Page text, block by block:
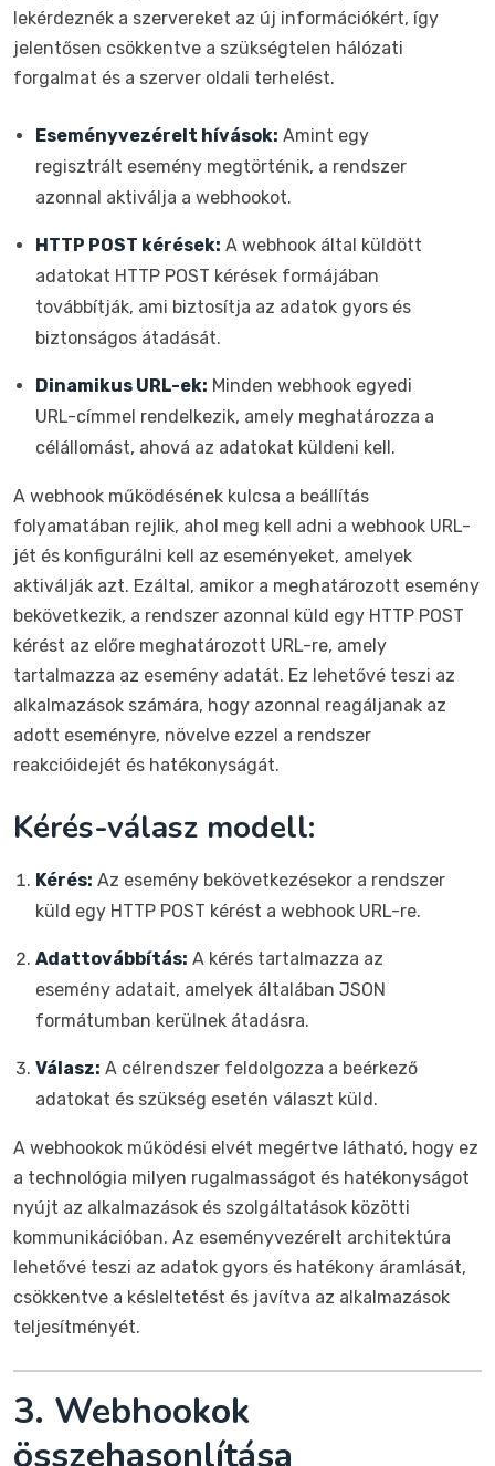
lekérdeznék a szervereket az új információkért, így
jelentősen csökkentve a szükségtelen hálózati
forgalmat és a szerver oldali terhelést.
Eseményvezérelt hívások: Amint egy
regisztrált esemény megtörténik, a rendszer
azonnal aktiválja a webhookot.
HTTP POST kérések: A webhook által küldött
adatokat HTTP POST kérések formájában
továbbítják, ami biztosítja az adatok gyors és
biztonságos átadását.
Dinamikus URL-ek: Minden webhook egyedi
URL-címmel rendelkezik, amely meghatározza a
célállomást, ahová az adatokat küldeni kell.
A webhook működésének kulcsa a beállítás
folyamatában rejlik, ahol meg kell adni a webhook URL-
jét és konfigurálni kell az eseményeket, amelyek
aktiválják azt. Ezáltal, amikor a meghatározott esemény
bekövetkezik, a rendszer azonnal küld egy HTTP POST
kérést az előre meghatározott URL-re, amely
tartalmazza az esemény adatát. Ez lehetővé teszi az
alkalmazások számára, hogy azonnal reagáljanak az
adott eseményre, növelve ezzel a rendszer
reakcióidejét és hatékonyságát.
Kérés-válasz modell:
Kérés: Az esemény bekövetkezésekor a rendszer
küld egy HTTP POST kérést a webhook URL-re.
Adattovábbítás: A kérés tartalmazza az
esemény adatait, amelyek általában JSON
formátumban kerülnek átadásra.
Válasz: A célrendszer feldolgozza a beérkező
adatokat és szükség esetén választ küld.
A webhookok működési elvét megértve látható, hogy ez
a technológia milyen rugalmasságot és hatékonyságot
nyújt az alkalmazások és szolgáltatások közötti
kommunikációban. Az eseményvezérelt architektúra
lehetővé teszi az adatok gyors és hatékony áramlását,
csökkentve a késleltetést és javítva az alkalmazások
teljesítményét.
3. Webhookok
összehasonlítása